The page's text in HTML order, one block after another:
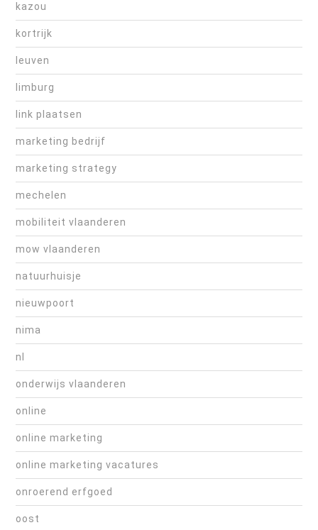
kazou
kortrijk
leuven
limburg
link plaatsen
marketing bedrijf
marketing strategy
mechelen
mobiliteit vlaanderen
mow vlaanderen
natuurhuisje
nieuwpoort
nima
nl
onderwijs vlaanderen
online
online marketing
online marketing vacatures
onroerend erfgoed
oost